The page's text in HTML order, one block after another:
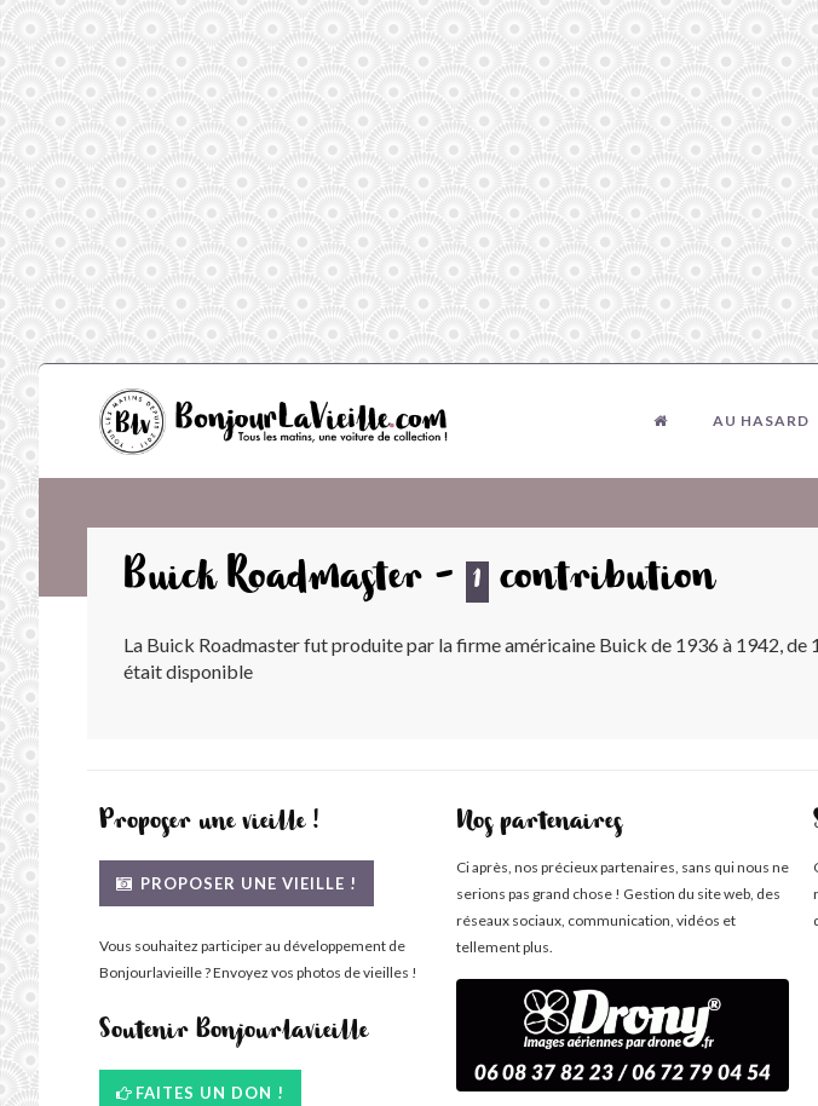
AU HASARD
Buick Roadmaster - 1 contribution
La Buick Roadmaster fut produite par la firme américaine Buick de 1936 à 1942,
était disponible
Proposer une vieille !
PROPOSER UNE VIEILLE !
Vous souhaitez participer au développement de
Bonjourlavieille ? Envoyez vos photos de vieilles !
Soutenir Bonjourlavieille
FAITES UN DON !
Nos partenaires
Ci après, nos précieux partenaires, sans qui nous ne
serions pas grand chose ! Gestion du site web, des
réseaux sociaux, communication, vidéos et
tellement plus.